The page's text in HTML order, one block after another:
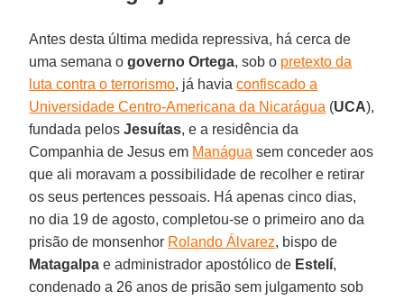
Antes desta última medida repressiva, há cerca de
uma semana ogoverno Ortega, sob o pretexto da
luta contra o terrorismo, já haviaconfiscado a
Universidade Centro-Americana da Nicarágua (UCA),
fundada pelosJesuítas, e a residência da
Companhia de Jesus em Manágua sem conceder aos
que ali moravam a possibilidade de recolher e retirar
os seus pertences pessoais. Há apenas cinco dias,
no dia 19 de agosto, completou-se o primeiro ano da
prisão de monsenhor Rolando Álvarez, bispo de
Matagalpa e administrador apostólico de Estelí,
condenado a 26 anos de prisão sem julgamento sob